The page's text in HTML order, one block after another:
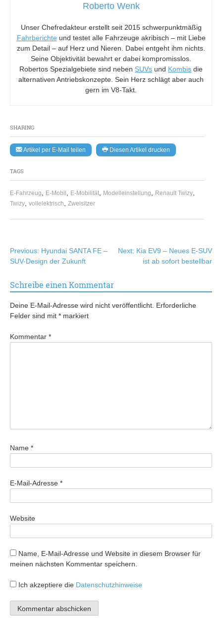
SHARING
Artikel per E-Mail teilen Diesen Artikel drucken
TAGS
E-Fahrzeug E-Mobil E-Mobilität Modelleinstellung Renault Twizy
Twizy vollelektrisch Zweisitzer
Roberto Wenk
Unser Chefredakteur erstellt seit 2015 schwerpunktmäßig
Fahrberichte und testet alle Fahrzeuge akribisch – mit Liebe
zum Detail – auf Herz und Nieren. Dabei entgeht ihm nichts.
Seine Objektivität bewahrt er dabei kompromisslos.
Robertos Spezialgebiete sind neben SUVs und Kombis die
alternativen Antriebskonzepte. Sein Herz schlägt aber auch
gern im V8-Takt.
Beitragsnavigation
Previous: Hyundai SANTA FE –
SUV-Design der Zukunft
Next: Kia EV9 – Neues E-SUV
ist ab sofort bestellbar
Schreibe einen Kommentar
Deine E-Mail-Adresse wird nicht veröffentlicht. Erforderliche
Felder sind mit * markiert
Kommentar *
Name *
E-Mail-Adresse *
Website
Name, E-Mail-Adresse und Website in diesem Browser für
meinen nächsten Kommentar speichern.
Ich akzeptiere die Datenschutzhinweise